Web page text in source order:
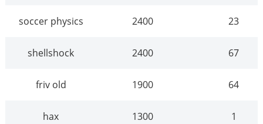
soccer physics 2400 23
shellshock 2400 67
friv old 1900 64
hax 1300 1